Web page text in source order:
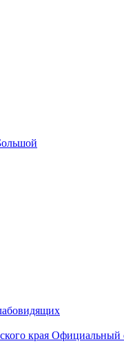
края Официальный